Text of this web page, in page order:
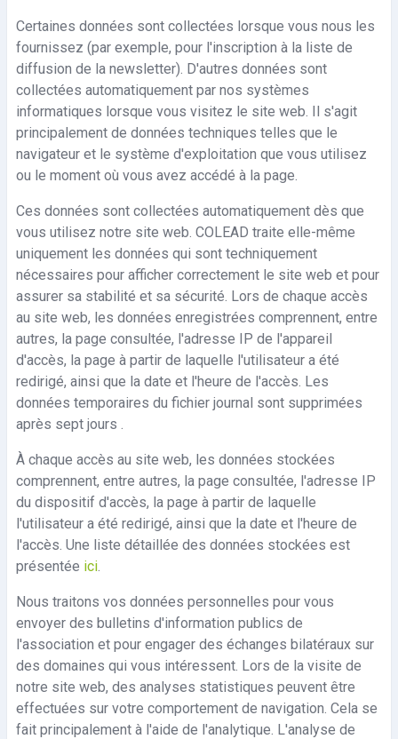
Certaines données sont collectées lorsque vous nous les
fournissez (par exemple, pour l'inscription à la liste de
diffusion de la newsletter). D'autres données sont
collectées automatiquement par nos systèmes
informatiques lorsque vous visitez le site web. Il s'agit
principalement de données techniques telles que le
navigateur et le système d'exploitation que vous utilisez
ou le moment où vous avez accédé à la page.
Ces données sont collectées automatiquement dès que
vous utilisez notre site web. COLEAD traite elle-même
uniquement les données qui sont techniquement
nécessaires pour afficher correctement le site web et pour
assurer sa stabilité et sa sécurité. Lors de chaque accès
au site web, les données enregistrées comprennent, entre
autres, la page consultée, l'adresse IP de l'appareil
d'accès, la page à partir de laquelle l'utilisateur a été
redirigé, ainsi que la date et l'heure de l'accès. Les
données temporaires du fichier journal sont supprimées
après sept jours .
À chaque accès au site web, les données stockées
comprennent, entre autres, la page consultée, l'adresse IP
du dispositif d'accès, la page à partir de laquelle
l'utilisateur a été redirigé, ainsi que la date et l'heure de
l'accès. Une liste détaillée des données stockées est
présentée ici.
Nous traitons vos données personnelles pour vous
envoyer des bulletins d'information publics de
l'association et pour engager des échanges bilatéraux sur
des domaines qui vous intéressent. Lors de la visite de
notre site web, des analyses statistiques peuvent être
effectuées sur votre comportement de navigation. Cela se
fait principalement à l'aide de l'analytique. L'analyse de